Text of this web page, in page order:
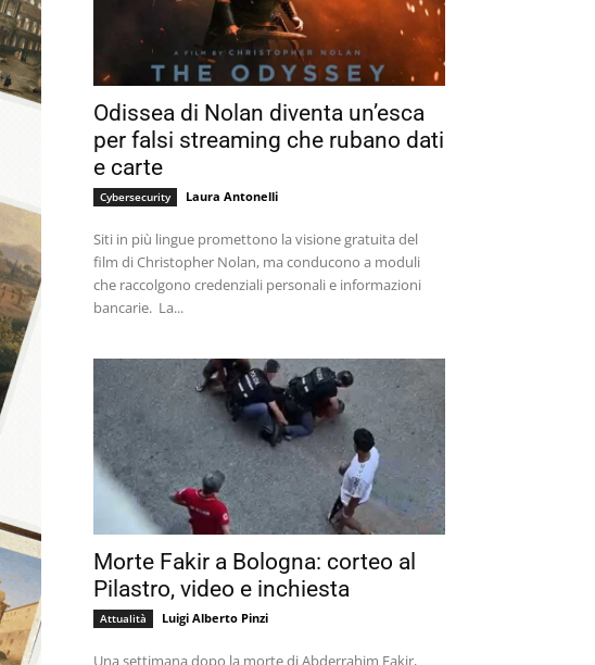
Odissea di Nolan diventa un’esca
per falsi streaming che rubano dati
e carte
Cybersecurity Laura Antonelli
Siti in più lingue promettono la visione gratuita del
film di Christopher Nolan, ma conducono a moduli
che raccolgono credenziali personali e informazioni
bancarie. La...
Morte Fakir a Bologna: corteo al
Pilastro, video e inchiesta
Attualità Luigi Alberto Pinzi
Una settimana dopo la morte di Abderrahim Fakir,